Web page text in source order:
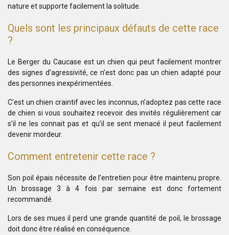
nature et supporte facilement la solitude.
Quels sont les principaux défauts de cette race
?
Le Berger du Caucase est un chien qui peut facilement montrer
des signes d’agressivité, ce n’est donc pas un chien adapté pour
des personnes inexpérimentées.
C’est un chien craintif avec les inconnus, n’adoptez pas cette race
de chien si vous souhaitez recevoir des invités régulièrement car
s’il ne les connait pas et qu’il se sent menacé il peut facilement
devenir mordeur.
Comment entretenir cette race ?
Son poil épais nécessite de l’entretien pour être maintenu propre.
Un brossage 3 à 4 fois par semaine est donc fortement
recommandé.
Lors de ses mues il perd une grande quantité de poil, le brossage
doit donc être réalisé en conséquence.